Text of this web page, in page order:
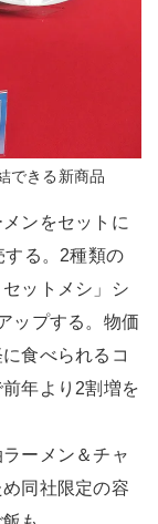
できる新商品
ンをセットに
する。2種類の
ットメシ」シ
ップする。物価
食べられるコ
年より2割増を
ーメン＆チャ
同社限定の容